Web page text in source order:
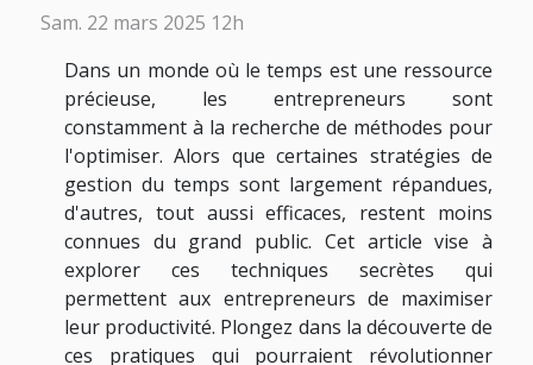
Sam. 22 mars 2025 12h
Dans un monde où le temps est une ressource
précieuse, les entrepreneurs sont
constamment à la recherche de méthodes pour
l'optimiser. Alors que certaines stratégies de
gestion du temps sont largement répandues,
d'autres, tout aussi efficaces, restent moins
connues du grand public. Cet article vise à
explorer ces techniques secrètes qui
permettent aux entrepreneurs de maximiser
leur productivité. Plongez dans la découverte de
ces pratiques qui pourraient révolutionner